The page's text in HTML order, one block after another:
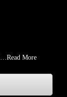
…Read More